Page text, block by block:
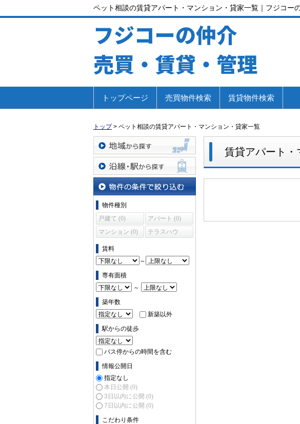
ペット相談の賃貸アパート・マンション・貸家一覧｜フジコー
フジコーの仲介
売買・賃貸・管理
トップページ 売買物件検索 賃貸物件検索
トップ> ペット相談の賃貸アパート・マンション・貸家一覧
地域から探す
沿線・駅から探す
物件の条件で絞り込む
物件種別
戸建て (0)
アパート (0)
マンション (0)
テラスハウ
賃料
～
専有面積
～
築年数
新築以外
駅からの徒歩
バス停からの時間を含む
情報公開日
指定なし
本日公開 (0)
3日以内に公開 (0)
7日以内に公開 (0)
こだわり条件
賃貸アパート・